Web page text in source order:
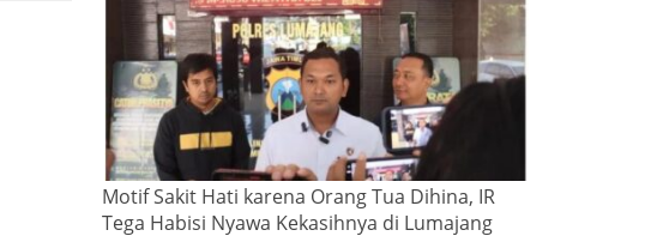
Motif Sakit Hati karena Orang Tua Dihina, IR
Tega Habisi Nyawa Kekasihnya di Lumajang